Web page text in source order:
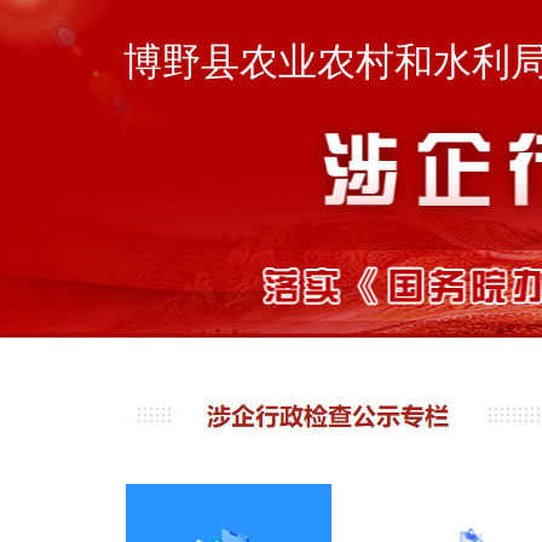
博野县农业农村和水利